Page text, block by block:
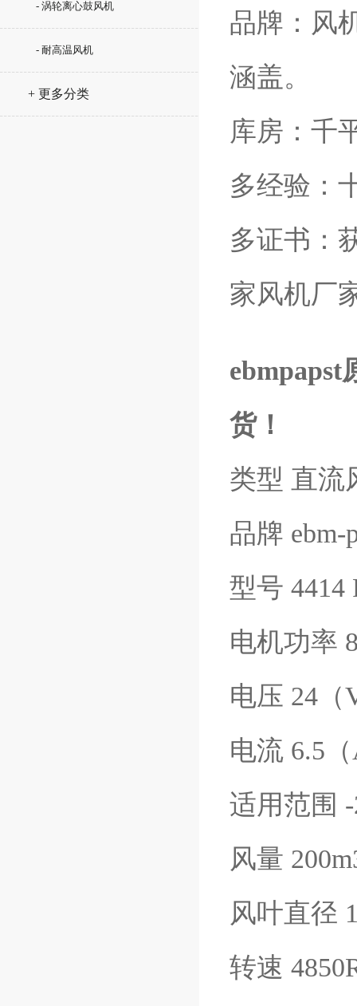
- 涡轮离心鼓风机
- 耐高温风机
+ 更多分类
品牌：风
涵盖。
库房：千
多经验：
多证书：
家风机厂
ebmpapst
货！
类型 直流
品牌 ebm-
型号 4414
电机功率
电压 24（
电流 6.5
适用范围 -
风量
风叶直径
转速